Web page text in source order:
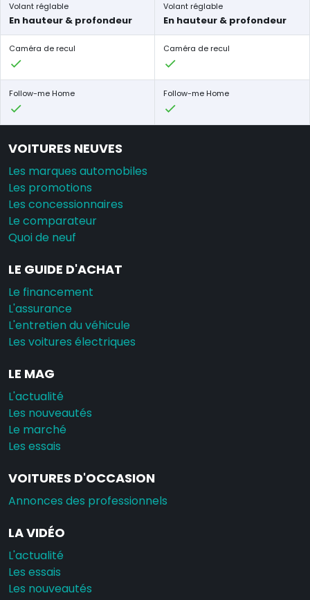
Volant réglable
En hauteur & profondeur
Volant réglable
En hauteur & profondeur
Caméra de recul Caméra de recul
Follow-me Home Follow-me Home
VOITURES NEUVES
Les marques automobiles
Les promotions
Les concessionnaires
Le comparateur
Quoi de neuf
LE GUIDE D'ACHAT
Le financement
L'assurance
L'entretien du véhicule
Les voitures électriques
LE MAG
L'actualité
Les nouveautés
Le marché
Les essais
VOITURES D'OCCASION
Annonces des professionnels
LA VIDÉO
L'actualité
Les essais
Les nouveautés